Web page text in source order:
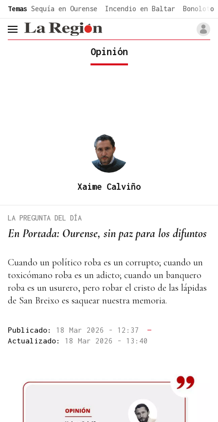
common.go-to-content
Temas Sequía en Ourense Incendio en Baltar Bonoloto
header.menu.open
Opinión
Xaime Calviño
En Portada: Ourense, sin paz para los difuntos
LA PREGUNTA DEL DÍA
Cuando un político roba es un corrupto; cuando un
toxicómano roba es un adicto; cuando un banquero
roba es un usurero, pero robar el cristo de las lápidas
de San Breixo es saquear nuestra memoria.
Publicado: 18 Mar 2026 - 12:37
—
Actualizado: 18 Mar 2026 - 13:40